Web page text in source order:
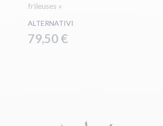
frileuses »
ALTERNATIVI
79,50 €